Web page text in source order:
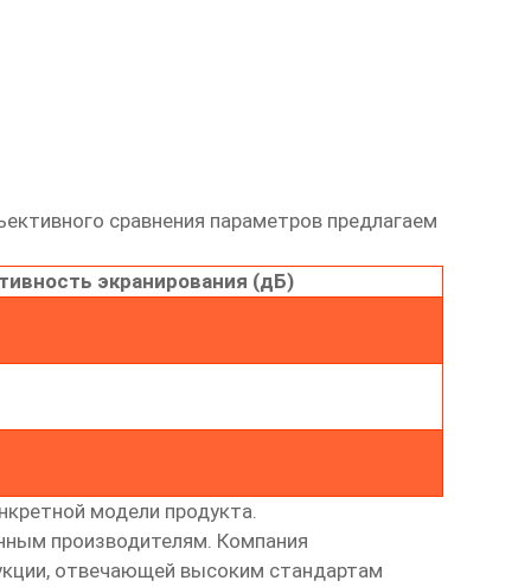
сравнения параметров предлагаем
экранирования (дБ)
модели продукта.
производителям. Компания
отвечающей высоким стандартам